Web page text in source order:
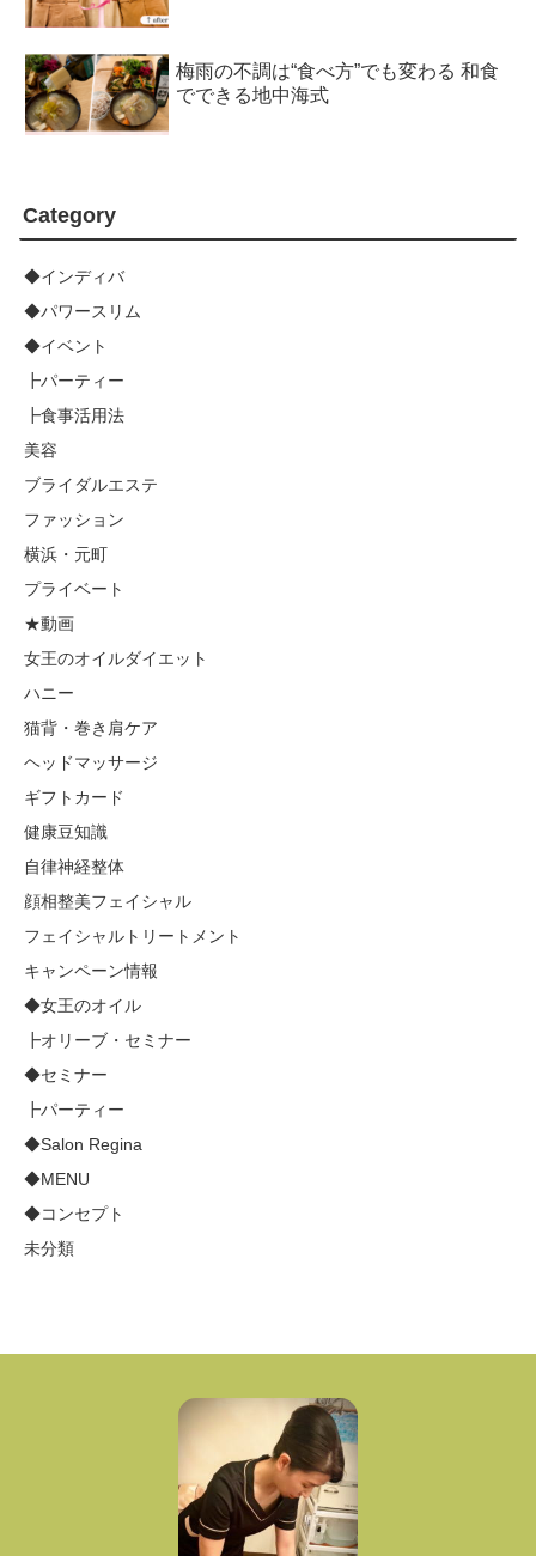
梅雨の不調は“食べ方”でも変わる 和食
でできる地中海式
Category
◆インディバ
◆パワースリム
◆イベント
┣パーティー
┣食事活用法
美容
ブライダルエステ
ファッション
横浜・元町
プライベート
★動画
女王のオイルダイエット
ハニー
猫背・巻き肩ケア
ヘッドマッサージ
ギフトカード
健康豆知識
自律神経整体
顔相整美フェイシャル
フェイシャルトリートメント
キャンペーン情報
◆女王のオイル
┣オリーブ・セミナー
◆セミナー
┣パーティー
◆Salon Regina
◆MENU
◆コンセプト
未分類